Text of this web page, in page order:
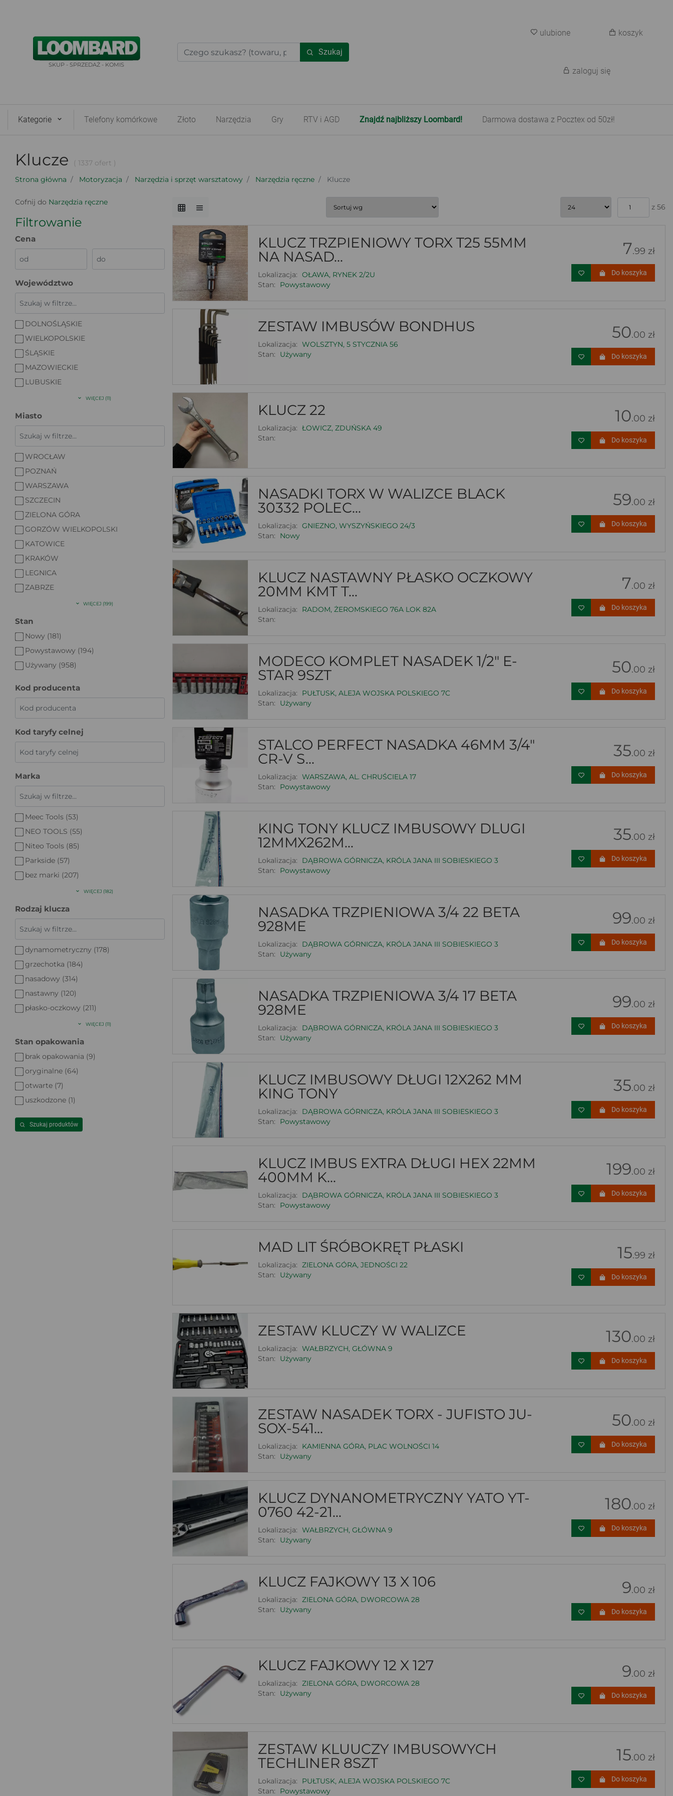
SKUP - SPRZEDAŻ - KOMIS
Szukaj
ulubione koszyk
zaloguj się
Kategorie Telefony komórkowe Złoto Narzędzia Gry RTV i AGD Znajdź najbliższy Loombard! Darmowa dostawa z Pocztex od 50zł!
Klucze
( 1337 ofert )
Strona główna
Motoryzacja Narzędzia i sprzęt warsztatowy Narzędzia ręczne Klucze
Cofnij do Narzędzia ręczne
Filtrowanie
Cena
Województwo
DOLNOŚLĄSKIE
WIELKOPOLSKIE
ŚLĄSKIE
MAZOWIECKIE
LUBUSKIE
WIĘCEJ (11)
Miasto
WROCŁAW
POZNAŃ
WARSZAWA
SZCZECIN
ZIELONA GÓRA
GORZÓW WIELKOPOLSKI
KATOWICE
KRAKÓW
LEGNICA
ZABRZE
WIĘCEJ (199)
Stan
Nowy (181)
Powystawowy (194)
Używany (958)
Kod producenta
Kod taryfy celnej
Marka
Meec Tools (53)
NEO TOOLS (55)
Niteo Tools (85)
Parkside (57)
bez marki (207)
WIĘCEJ (182)
Rodzaj klucza
dynamometryczny (178)
grzechotka (184)
nasadowy (314)
nastawny (120)
płasko-oczkowy (211)
WIĘCEJ (11)
Stan opakowania
brak opakowania (9)
oryginalne (64)
otwarte (7)
uszkodzone (1)
Szukaj produktów
z 56
KLUCZ TRZPIENIOWY TORX T25 55MM
NA NASAD...
Lokalizacja: OŁAWA, RYNEK 2/2U
Stan:
Powystawowy
7.99 zł
Do koszyka
ZESTAW IMBUSÓW BONDHUS
Lokalizacja: WOLSZTYN, 5 STYCZNIA 56
Stan:
Używany
50.00 zł
Do koszyka
KLUCZ 22
Lokalizacja: ŁOWICZ, ZDUŃSKA 49
Stan:
10.00 zł
Do koszyka
NASADKI TORX W WALIZCE BLACK
30332 POLEC...
Lokalizacja: GNIEZNO, WYSZYŃSKIEGO 24/3
Stan:
Nowy
59.00 zł
Do koszyka
KLUCZ NASTAWNY PŁASKO OCZKOWY
20MM KMT T...
Lokalizacja:
RADOM, ŻEROMSKIEGO 76A LOK 82A
Stan:
7.00 zł
Do koszyka
MODECO KOMPLET NASADEK 1/2" E-
STAR 9SZT
Lokalizacja:
PUŁTUSK, ALEJA WOJSKA POLSKIEGO 7C
Stan:
Używany
50.00 zł
Do koszyka
STALCO PERFECT NASADKA 46MM 3/4"
CR-V S...
Lokalizacja: WARSZAWA, AL. CHRUŚCIELA 17
Stan:
Powystawowy
35.00 zł
Do koszyka
KING TONY KLUCZ IMBUSOWY DLUGI
12MMX262M...
Lokalizacja:
DĄBROWA GÓRNICZA, KRÓLA JANA III SOBIESKIEGO 3
Stan:
Powystawowy
35.00 zł
Do koszyka
NASADKA TRZPIENIOWA 3/4 22 BETA
928ME
Lokalizacja:
DĄBROWA GÓRNICZA, KRÓLA JANA III SOBIESKIEGO 3
Stan:
Używany
99.00 zł
Do koszyka
NASADKA TRZPIENIOWA 3/4 17 BETA
928ME
Lokalizacja:
DĄBROWA GÓRNICZA, KRÓLA JANA III SOBIESKIEGO 3
Stan:
Używany
99.00 zł
Do koszyka
KLUCZ IMBUSOWY DŁUGI 12X262 MM
KING TONY
Lokalizacja:
DĄBROWA GÓRNICZA, KRÓLA JANA III SOBIESKIEGO 3
Stan:
Powystawowy
35.00 zł
Do koszyka
KLUCZ IMBUS EXTRA DŁUGI HEX 22MM
400MM K...
Lokalizacja:
DĄBROWA GÓRNICZA, KRÓLA JANA III SOBIESKIEGO 3
Stan:
Powystawowy
199.00 zł
Do koszyka
MAD LIT ŚRÓBOKRĘT PŁASKI
Lokalizacja: ZIELONA GÓRA, JEDNOŚCI 22
Stan:
Używany
15.99 zł
Do koszyka
ZESTAW KLUCZY W WALIZCE
Lokalizacja: WAŁBRZYCH, GŁÓWNA 9
Stan:
Używany
130.00 zł
Do koszyka
ZESTAW NASADEK TORX - JUFISTO JU-
SOX-541...
Lokalizacja:
KAMIENNA GÓRA, PLAC WOLNOŚCI 14
Stan:
Używany
50.00 zł
Do koszyka
KLUCZ DYNANOMETRYCZNY YATO YT-
0760 42-21...
Lokalizacja: WAŁBRZYCH, GŁÓWNA 9
Stan:
Używany
180.00 zł
Do koszyka
KLUCZ FAJKOWY 13 X 106
Lokalizacja: ZIELONA GÓRA, DWORCOWA 28
Stan:
Używany
9.00 zł
Do koszyka
KLUCZ FAJKOWY 12 X 127
Lokalizacja: ZIELONA GÓRA, DWORCOWA 28
Stan:
Używany
9.00 zł
Do koszyka
ZESTAW KLUUCZY IMBUSOWYCH
TECHLINER 8SZT
Lokalizacja:
PUŁTUSK, ALEJA WOJSKA POLSKIEGO 7C
Stan:
Powystawowy
15.00 zł
Do koszyka